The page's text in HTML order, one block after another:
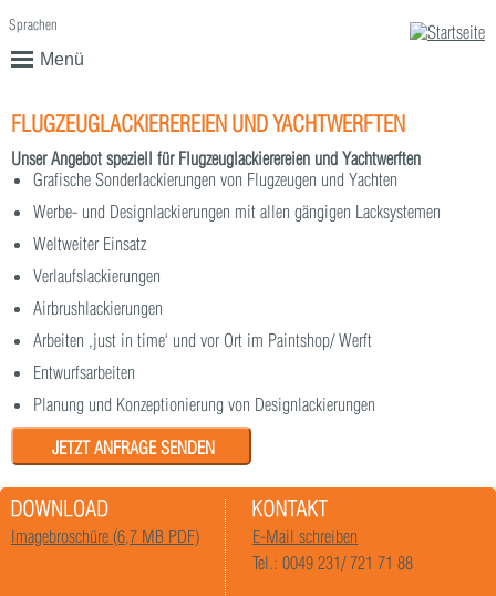
Menü
Sprachen
FLUGZEUGLACKIEREREIEN UND YACHTWERFTEN
Unser Angebot speziell für Flugzeuglackierereien und Yachtwerften
Grafische Sonderlackierungen von Flugzeugen und Yachten
Werbe- und Designlackierungen mit allen gängigen Lacksystemen
Weltweiter Einsatz
Verlaufslackierungen
Airbrushlackierungen
Arbeiten ‚just in time‘ und vor Ort im Paintshop/ Werft
Entwurfsarbeiten
Planung und Konzeptionierung von Designlackierungen
JETZT ANFRAGE SENDEN
Imagebroschüre (6,7 MB PDF)
E-Mail schreiben
Tel.: 0049 231/ 721 71 88